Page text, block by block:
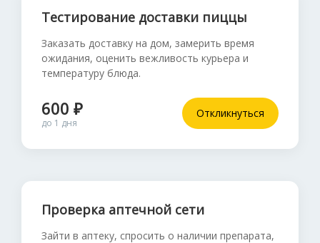
Тестирование доставки пиццы
Заказать доставку на дом, замерить время
ожидания, оценить вежливость курьера и
температуру блюда.
600 ₽
до 1 дня
Откликнуться
Проверка аптечной сети
Зайти в аптеку, спросить о наличии препарата,